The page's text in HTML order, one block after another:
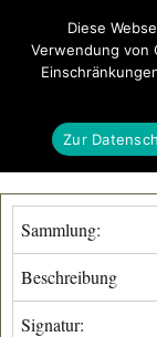
Sammlung:
Beschreibung
Signatur:
Diese
Verwendung von
Zur